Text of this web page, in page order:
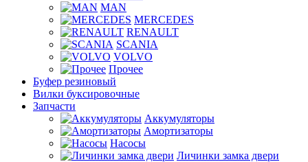
MAN
MERCEDES
RENAULT
SCANIA
VOLVO
Прочее
Буфер резиновый
Вилки буксировочные
Запчасти
Аккумуляторы
Амортизаторы
Насосы
Личинки замка двери